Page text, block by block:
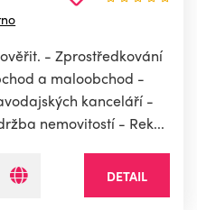
- Zprostředkování
a maloobchod -
kanceláří -
nemovitostí - Rek...
DETAIL